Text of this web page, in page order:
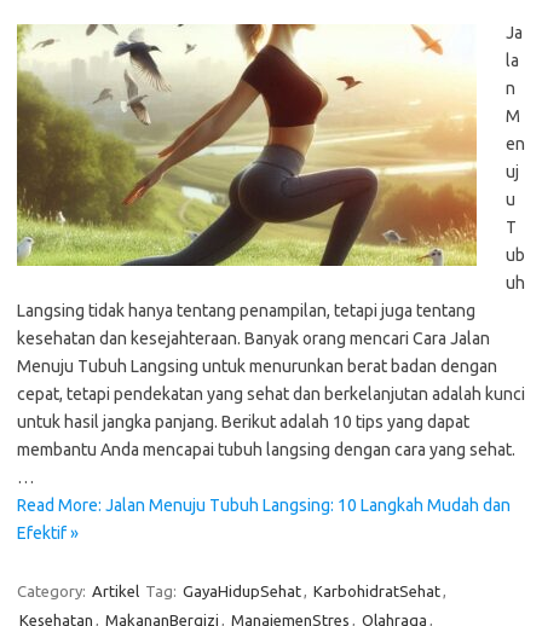
Ja
la
n
M
en
uj
u
T
ub
uh
Langsing tidak hanya tentang penampilan, tetapi juga tentang
kesehatan dan kesejahteraan. Banyak orang mencari Cara Jalan
Menuju Tubuh Langsing untuk menurunkan berat badan dengan
cepat, tetapi pendekatan yang sehat dan berkelanjutan adalah kunci
untuk hasil jangka panjang. Berikut adalah 10 tips yang dapat
membantu Anda mencapai tubuh langsing dengan cara yang sehat.
…
Read More: Jalan Menuju Tubuh Langsing: 10 Langkah Mudah dan
Efektif »
Category: Artikel Tag: GayaHidupSehat, KarbohidratSehat,
Kesehatan , MakananBergizi , ManajemenStres , Olahraga ,